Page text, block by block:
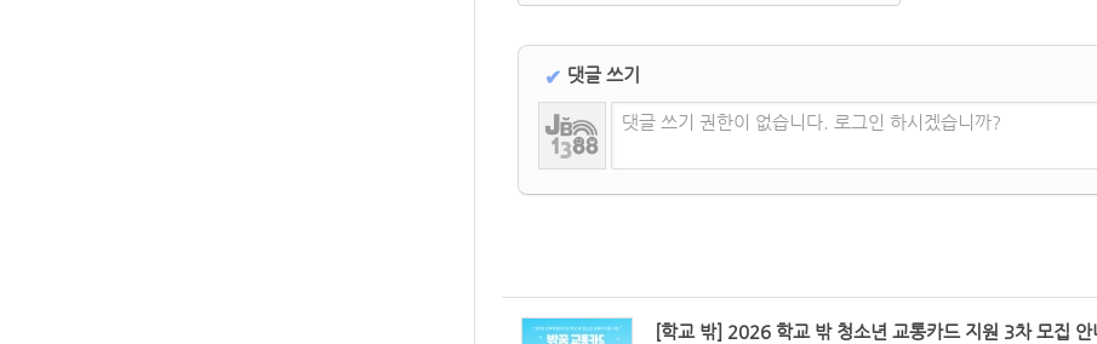
✔ 댓글 쓰기
댓글 쓰기 권한이 없습니다. 로그인 하시겠습니까?
[학교 밖] 2026 학교 밖 청소년 교통카드 지원 3차 모집 안